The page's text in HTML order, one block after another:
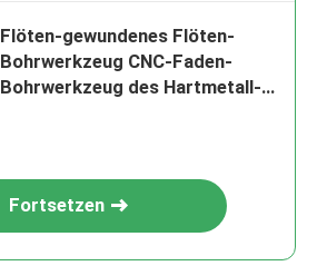
Flöten-gewundenes Flöten-
Bohrwerkzeug CNC-Faden-
Bohrwerkzeug des Hartmetall-6
Fortsetzen